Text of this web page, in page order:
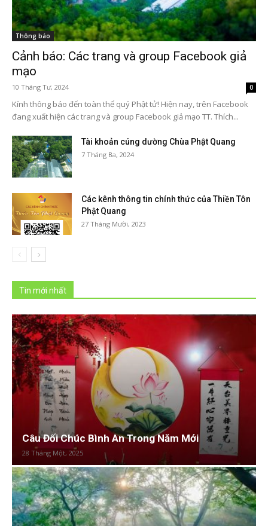
Thông báo
Cảnh báo: Các trang và group Facebook giả
mạo
10 Tháng Tư, 2024 0
Kính thông báo đến toàn thể quý Phật tử! Hiện nay, trên Facebook
đang xuất hiện các trang và group Facebook giả mạo TT. Thích...
Tài khoản cúng dường Chùa Phật Quang
7 Tháng Ba, 2024
Các kênh thông tin chính thức của Thiền Tôn
Phật Quang
27 Tháng Mười, 2023
Tin mới nhất
Câu Đối Chúc Bình An Trong Năm Mới
28 Tháng Một, 2025